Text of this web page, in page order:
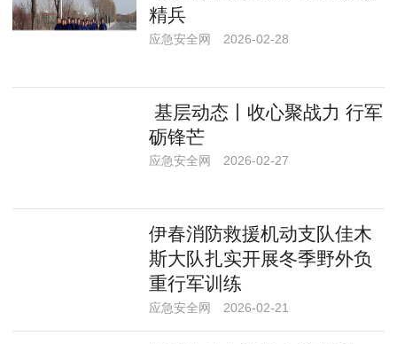
精兵
应急安全网 2026-02-28
基层动态丨收心聚战力 行军
砺锋芒
应急安全网 2026-02-27
伊春消防救援机动支队佳木
斯大队扎实开展冬季野外负
重行军训练
应急安全网 2026-02-21